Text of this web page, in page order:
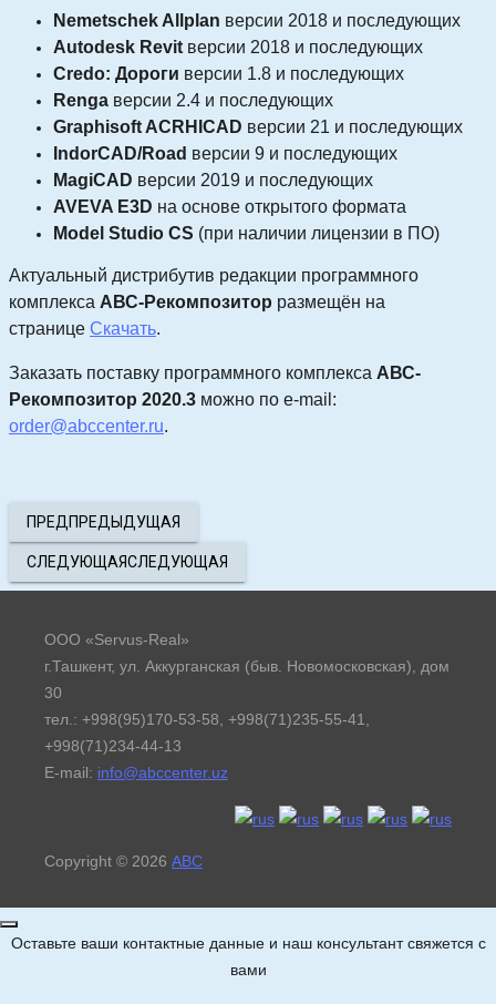
Nemetschek Allplan версии 2018 и последующих
Autodesk Revit версии 2018 и последующих
Credo: Дороги версии 1.8 и последующих
Renga версии 2.4 и последующих
Graphisoft ACRHICAD версии 21 и последующих
IndorCAD/Road версии 9 и последующих
MagiCAD версии 2019 и последующих
AVEVA E3D на основе открытого формата
Model Studio CS (при наличии лицензии в ПО)
Актуальный дистрибутив редакции программного
комплекса АВС-Рекомпозитор размещён на
странице Скачать.
Заказать поставку программного комплекса АВС-
Рекомпозитор 2020.3 можно по e-mail:
order@abccenter.ru.
ПРЕДПРЕДЫДУЩАЯ
СЛЕДУЮЩАЯСЛЕДУЮЩАЯ
ООО «Servus-Real»
г.Ташкент, ул. Аккурганская (быв. Новомосковская), дом
30
тел.: +998(95)170-53-58, +998(71)235-55-41,
+998(71)234-44-13
E-mail: info@abccenter.uz
Copyright © 2026 АВС
Оставьте ваши контактные данные и наш консультант свяжется с
вами